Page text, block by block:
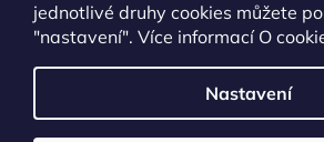
jednotlivé druhy cookies můžete
"nastavení". Více informací O
Nastavení